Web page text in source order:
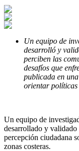
Un equipo de
desarrolló y
perciben las
desafíos que
publicada en
orientar políticas
Un equipo de
desarrollado y validado
percepción ciudadana
zonas costeras.